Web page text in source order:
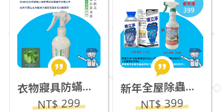
衣物寢具防蟎抗菌噴霧200ml_台灣土肉桂添加
NT$ 299
新年全屋除蟲組~噴立淨_氣霧式殺蟲劑(煙霧劑)*1瓶(有養貓咪不推薦)+滅蟲王*1瓶
NT$ 399